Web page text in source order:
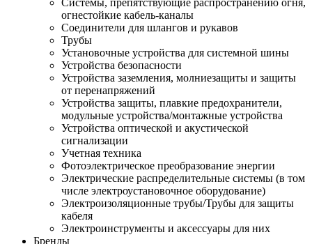
огнестойкие кабель-каналы
Соединители для шлангов и рукавов
Трубы
Установочные устройства для системной шины
Устройства безопасности
Устройства заземления, молниезащиты и защиты
от перенапряжений
Устройства защиты, плавкие предохранители,
модульные устройства/монтажные устройства
Устройства оптической и акустической
сигнализации
Учетная техника
Фотоэлектрическое преобразование энергии
Электрические распределительные системы (в том
числе электроустановочное оборудование)
Электроизоляционные трубы/Трубы для защиты
кабеля
Электроинструменты и аксессуары для них
Бренды